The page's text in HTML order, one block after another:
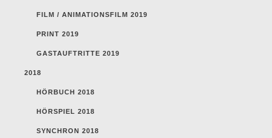
FILM / ANIMATIONSFILM 2019
PRINT 2019
GASTAUFTRITTE 2019
2018
HÖRBUCH 2018
HÖRSPIEL 2018
SYNCHRON 2018